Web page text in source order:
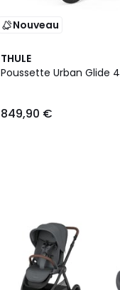
Nouveau
THULE
Poussette Urban Glide 4
849,90 €